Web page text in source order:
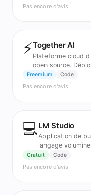
Pas encore d'avis
⚡Together AI
Plateforme cloud
open source.
fiabilité.
Freemium Code
Pas encore d'avis
💻LM Studio
Application de
langage
complète
Gratuit Code
Pas encore d'avis